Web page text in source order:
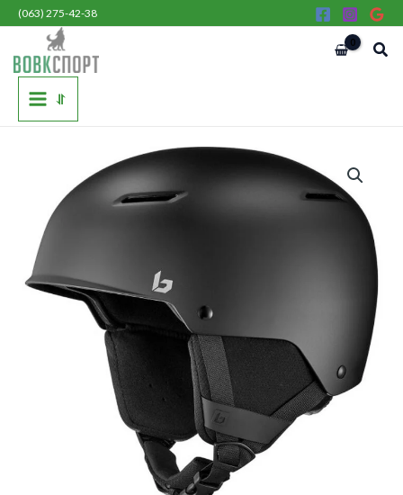
Перейти
вмісту
(063) 275-42-38
⥯
Keystone
кількість